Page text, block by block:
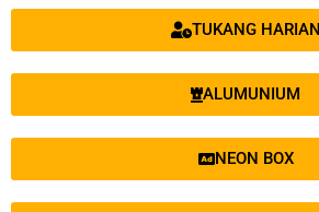
TUKANG HARIAN
ALUMUNIUM
NEON BOX